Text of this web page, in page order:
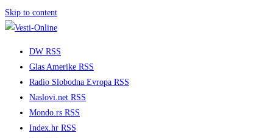
Skip to content
DW RSS
Glas Amerike RSS
Radio Slobodna Evropa RSS
Naslovi.net RSS
Mondo.rs RSS
Index.hr RSS